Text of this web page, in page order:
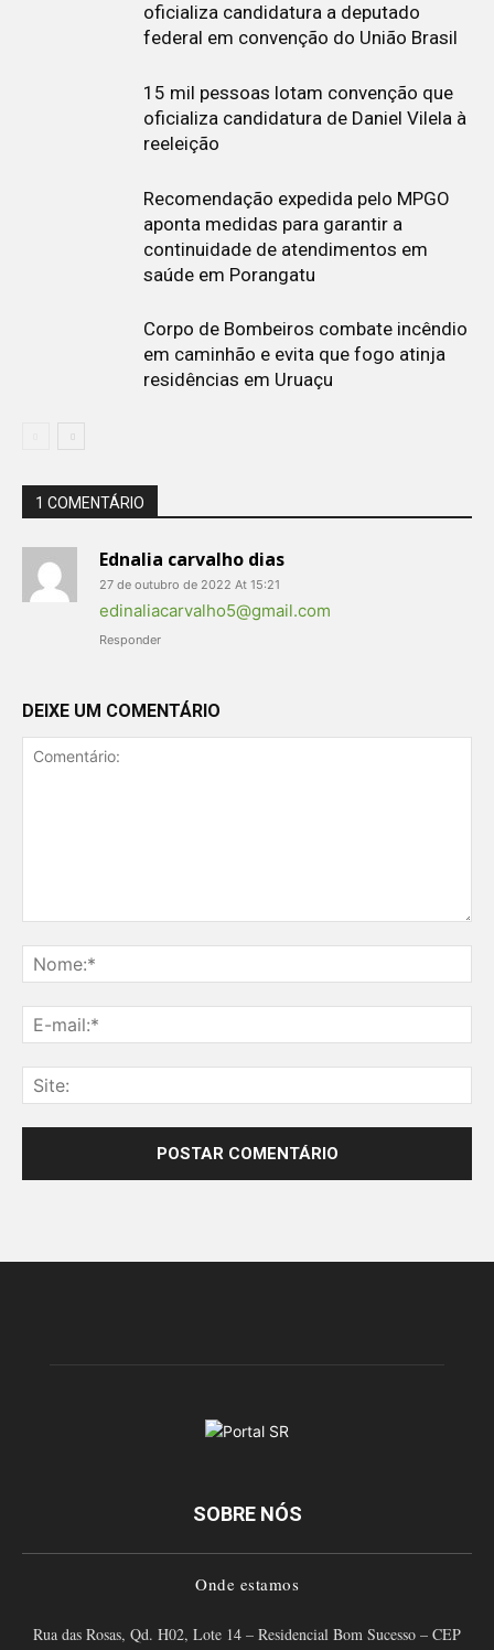
oficializa candidatura a deputado
federal em convenção do União Brasil
15 mil pessoas lotam convenção que
oficializa candidatura de Daniel Vilela à
reeleição
Recomendação expedida pelo MPGO
aponta medidas para garantir a
continuidade de atendimentos em
saúde em Porangatu
Corpo de Bombeiros combate incêndio
em caminhão e evita que fogo atinja
residências em Uruaçu
1 COMENTÁRIO
Ednalia carvalho dias
27 de outubro de 2022 At 15:21
edinaliacarvalho5@gmail.com
Responder
DEIXE UM COMENTÁRIO
SOBRE NÓS
Onde estamos
Rua das Rosas, Qd. H02, Lote 14 – Residencial Bom Sucesso – CEP